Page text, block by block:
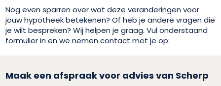
Nog even sparren over wat deze veranderingen voor
jouw hypotheek betekenen? Of heb je andere vragen die
je wilt bespreken? Wij helpen je graag. Vul onderstaand
formulier in en we nemen contact met je op:
Maak een afspraak voor advies van Scherp